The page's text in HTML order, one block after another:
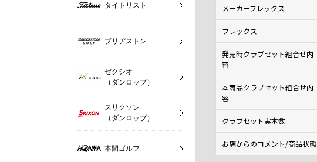
メーカーフレックス
フレックス
発売時クラブセット組合せ内
容
本商品クラブセット組合せ内
容
クラブセット実本数
お店からのコメント/商品状態
タイトリスト
ブリヂストン
ゼクシオ
（ダンロップ）
スリクソン
（ダンロップ）
本間ゴルフ